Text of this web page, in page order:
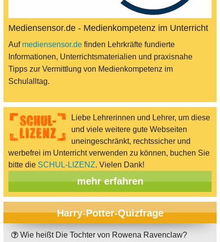
Mediensensor.de - Medienkompetenz im Unterricht
Auf mediensensor.de finden Lehrkräfte fundierte
Informationen, Unterrichtsmaterialien und praxisnahe
Tipps zur Vermittlung von Medienkompetenz im
Schulalltag.
Liebe Lehrerinnen und Lehrer, um diese
und viele weitere gute Webseiten
uneingeschränkt, rechtssicher und
werbefrei im Unterricht verwenden zu können, buchen Sie
bitte die SCHUL-LIZENZ. Vielen Dank!
mehr erfahren
Harry-Potter-Quizfrage
Wie heißt Die Tochter von Rowena Ravenclaw?